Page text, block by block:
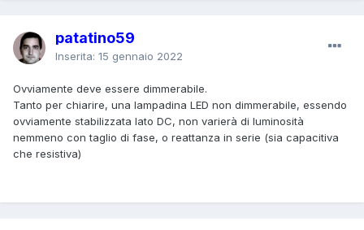
patatino59
Inserita: 15 gennaio 2022
Ovviamente deve essere dimmerabile.
Tanto per chiarire, una lampadina LED non dimmerabile, essendo
ovviamente stabilizzata lato DC, non varierà di luminosità
nemmeno con taglio di fase, o reattanza in serie (sia capacitiva
che resistiva)